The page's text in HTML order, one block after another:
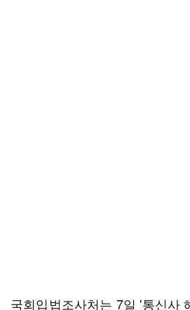
국회입법조사처는 7일 '통신사